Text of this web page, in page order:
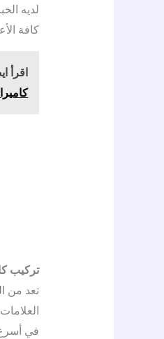
لديه
كافة
اقرأ
تركيب
تعد من
في